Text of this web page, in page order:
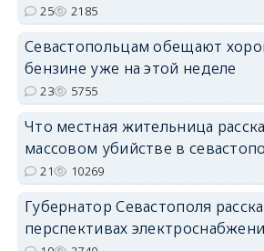
25 2185
Севастопольцам обещают
бензине уже на этой неделе
23 5755
Что местная жительница
массовом убийстве в
21 10269
Губернатор Севастополя
перспективах